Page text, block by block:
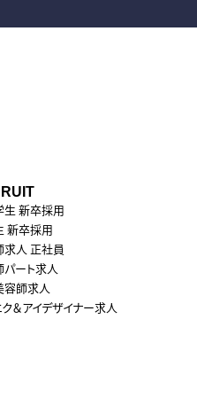
生 新卒採用
新卒採用
求人 正社員
ート求人
容師求人
＆アイデザイナー求人